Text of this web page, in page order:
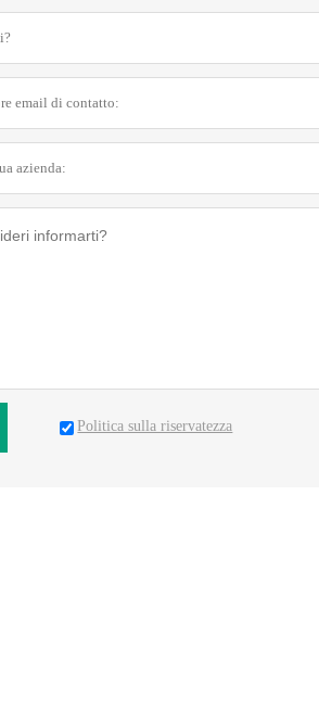
Politica sulla riservatezza